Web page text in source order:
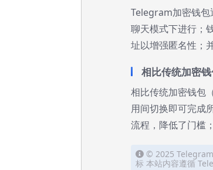
Telegram加密钱包
聊天模式下进行；
址以增强匿名性；
相比传统加密
相比传统加密钱包
用间切换即可完成
流程，降低了门槛
© 2025
标 本站内容遵循